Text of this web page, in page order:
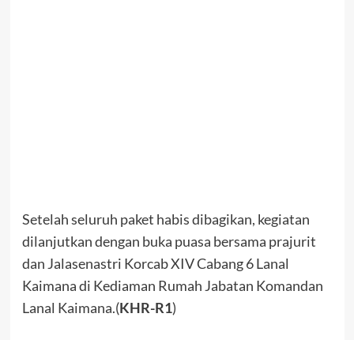
Setelah seluruh paket habis dibagikan, kegiatan
dilanjutkan dengan buka puasa bersama prajurit
dan Jalasenastri Korcab XIV Cabang 6 Lanal
Kaimana di Kediaman Rumah Jabatan Komandan
Lanal Kaimana.(KHR-R1)